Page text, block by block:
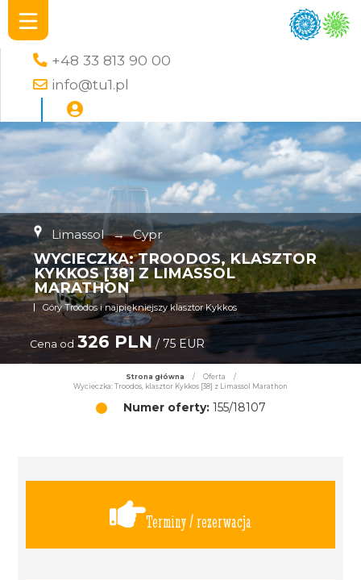
+48 33 813 90 00
info@tu1.pl
Limassol → Cypr
WYCIECZKA: TROODOS, KLASZTOR
KYKKOS [38] Z LIMASSOL
MARATHON
Góry Troodos i najpiękniejszy klasztor Kykkos
Cena od 326 PLN / 75 EUR
Strona główna / Oferta
/
Wycieczka: Troodos, klasztor Kykkos [38] z Limassol Marathon
Numer oferty:155/18107
Terminy / rezerwacja